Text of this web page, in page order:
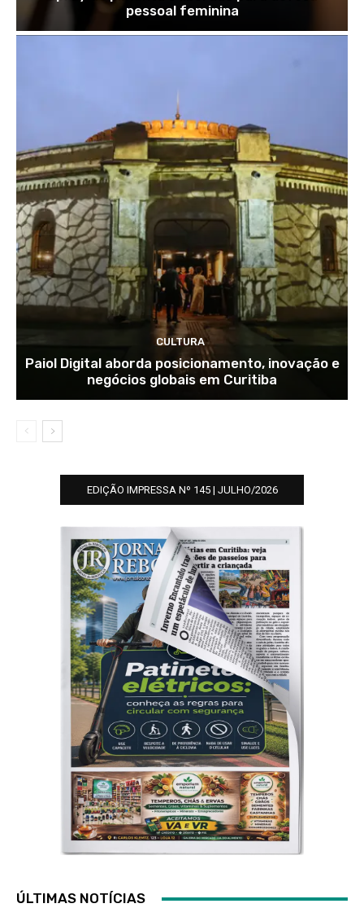
pessoal feminina
CULTURA
Paiol Digital aborda posicionamento, inovação e
negócios globais em Curitiba
EDIÇÃO IMPRESSA Nº 145 | JULHO/2026
ÚLTIMAS NOTÍCIAS